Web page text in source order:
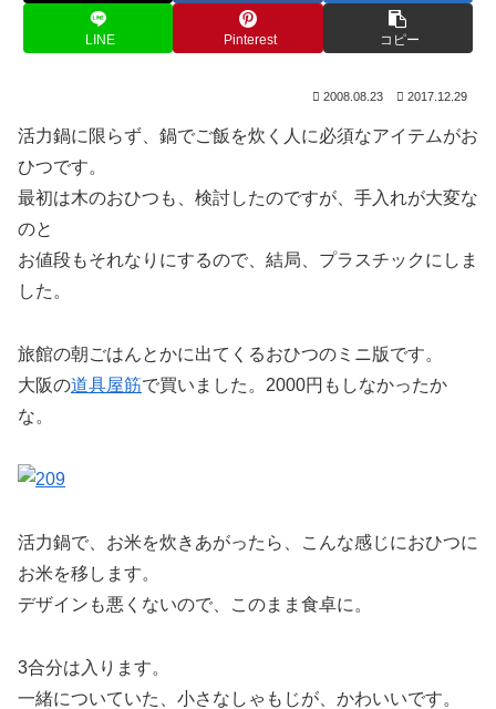
LINE Pinterest コピー
2008.08.23 2017.12.29
活力鍋に限らず、鍋でご飯を炊く人に必須なアイテムがお
ひつです。
最初は木のおひつも、検討したのですが、手入れが大変な
のと
お値段もそれなりにするので、結局、プラスチックにしま
した。
旅館の朝ごはんとかに出てくるおひつのミニ版です。
大阪の道具屋筋で買いました。2000円もしなかったか
な。
活力鍋で、お米を炊きあがったら、こんな感じにおひつに
お米を移します。
デザインも悪くないので、このまま食卓に。
3合分は入ります。
一緒についていた、小さなしゃもじが、かわいいです。